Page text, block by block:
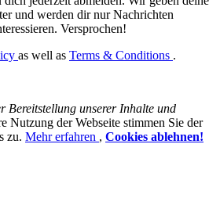
und werden dir nur Nachrichten
Versprochen!
as well as Terms & Conditions .
Bereitstellung unserer Inhalte und
Nutzung der Webseite stimmen Sie der
zu. Mehr erfahren , Cookies ablehnen!